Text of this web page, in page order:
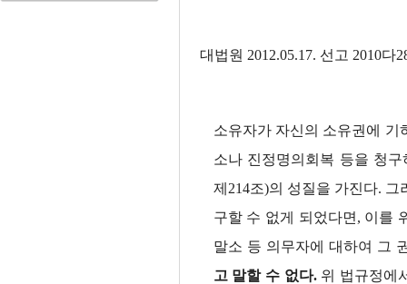
대법원 2012.05.17. 선고 2010다
소유자가 자신의 소유권에
소나 진정명의회복 등을 청
제214조)의 성질을 가진다.
구할 수 없게 되었다면, 이를
말소 등 의무자에 대하여 그
고 말할 수 없다.위 법규정에